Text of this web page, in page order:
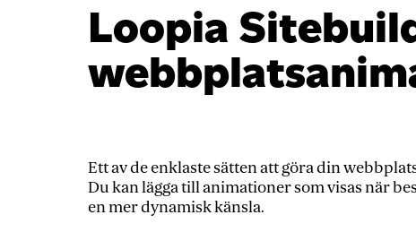
Loopia
Ett av de enklaste sätten att göra din
Du kan lägga till animationer som visas när
en mer dynamisk känsla.